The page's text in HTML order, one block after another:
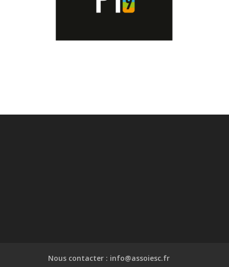
Nous contacter : info@assoiesc.fr